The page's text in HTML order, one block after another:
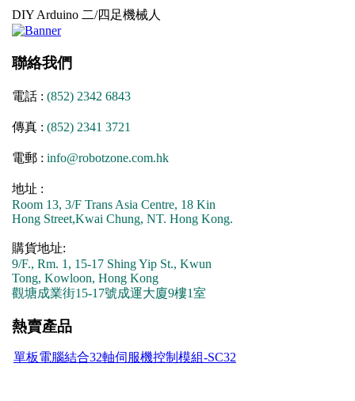
DIY Arduino 二/四足機械人
聯絡我們
電話 : (852) 2342 6843
傳真 : (852) 2341 3721
電郵 : info@robotzone.com.hk
地址 :
Room 13, 3/F Trans Asia Centre, 18 Kin
Hong Street,Kwai Chung, NT. Hong Kong.
購貨地址:
9/F., Rm. 1, 15-17 Shing Yip St., Kwun
Tong, Kowloon, Hong Kong
觀塘成業街15-17號成運大廈9樓1室
熱賣產品
單板電腦結合32軸伺服機控制模組-SC32